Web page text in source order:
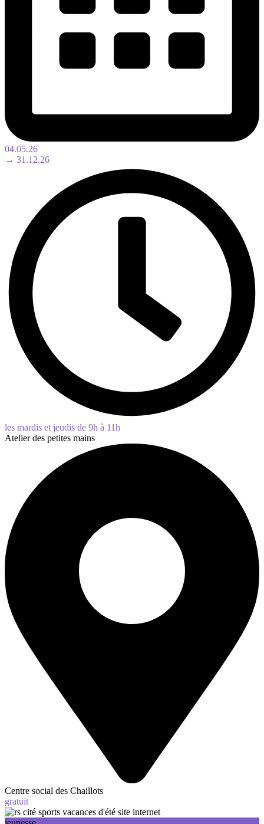
04.05.26
→ 31.12.26
les mardis et jeudis de 9h à 11h
Atelier des petites mains
Centre social des Chaillots
gratuit